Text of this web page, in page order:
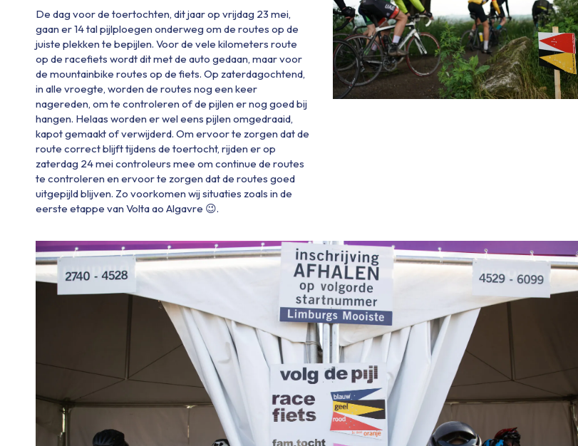
De dag voor de toertochten, dit jaarop vrijdag 23 mei,
gaan er14talpijlploegen onderweg om de routes op de
juiste plekken te bepijlen. Voor de vele kilometers route
op de racefiets wordt dit met de auto gedaan, maarvoor
de mountainbike routes op de fiets. Op zaterdagochtend,
in alle vroegte, worden de routes nog een keer
nagereden, om te controleren ofde pijlen er nog goed bij
hangen. Helaas worden er wel eens pijlen omgedraaid,
kapot gemaaktofverwijderd. Om ervoor te zorgen dat de
route correct blijft tijdens de toertocht, rijden er op
zaterdag 24 meicontroleurs mee om continue de routes
te controleren en ervoor te zorgen dat de routes goed
uitgepijldblijven. Zo voorkomen wij situaties zoals in de
eerste etappe van Voltaao Algavre 😉.